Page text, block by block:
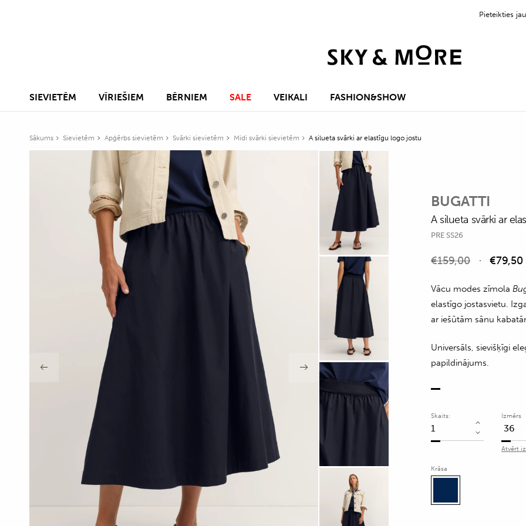
Pieteikties
SIEVIETĒM VĪRIEŠIEM BĒRNIEM SALE VEIKALI FASHION&SHOW
Sākums Sievietēm Apģērbs sievietēm Svārki sievietēm Midi svārki sievietēm A silueta svārki ar elastīgu logo jostu
BUGATTI
A silueta svārki ar
PRE SS26
€159,00 €79,50
Vācu modes zīmola
elastīgo jostasvietu.
ar iešūtām sānu
Universāls, sievišķīgi
papildinājums.
Skaits:
A
silueta
ar
Izmērs
Atvērt
Krāsa